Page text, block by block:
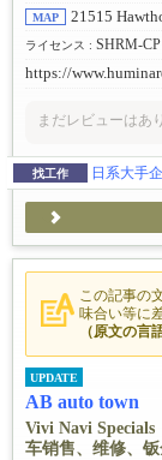
MAP 21515
ライセンス : SHRM-
https://
まだレビューはあ
找工作
この記事の
味合い等に
（原文の言
UPDATE
AB auto town
Vivi Navi
车销售、维修、